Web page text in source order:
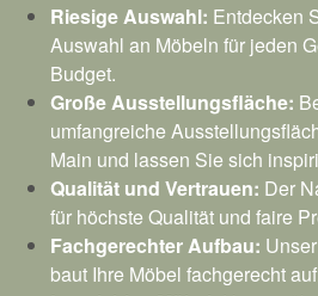
Riesige Auswahl: Entdecken
Auswahl an Möbeln für jeden
Budget.
Große Ausstellungsfläche:
umfangreiche
Main und lassen Sie sich
Qualität und Vertrauen: Der
für höchste Qualität und faire
Fachgerechter Aufbau:
baut Ihre Möbel fachgerecht